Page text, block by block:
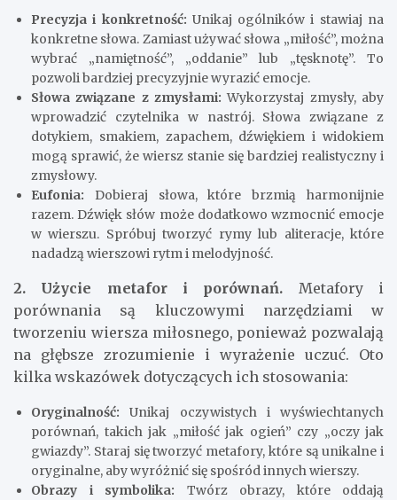
Precyzja i konkretność: Unikaj ogólników i stawiaj na
konkretne słowa. Zamiast używać słowa „miłość”, można
wybrać „namiętność”, „oddanie” lub „tęsknotę”. To
pozwoli bardziej precyzyjnie wyrazić emocje.
Słowa związane z zmysłami: Wykorzystaj zmysły, aby
wprowadzić czytelnika w nastrój. Słowa związane z
dotykiem, smakiem, zapachem, dźwiękiem i widokiem
mogą sprawić, że wiersz stanie się bardziej realistyczny i
zmysłowy.
Eufonia: Dobieraj słowa, które brzmią harmonijnie
razem. Dźwięk słów może dodatkowo wzmocnić emocje
w wierszu. Spróbuj tworzyć rymy lub aliteracje, które
nadadzą wierszowi rytm i melodyjność.
2. Użycie metafor i porównań. Metafory i
porównania są kluczowymi narzędziami w
tworzeniu wiersza miłosnego, ponieważ pozwalają
na głębsze zrozumienie i wyrażenie uczuć. Oto
kilka wskazówek dotyczących ich stosowania:
Oryginalność: Unikaj oczywistych i wyświechtanych
porównań, takich jak „miłość jak ogień” czy „oczy jak
gwiazdy”. Staraj się tworzyć metafory, które są unikalne i
oryginalne, aby wyróżnić się spośród innych wierszy.
Obrazy i symbolika: Twórz obrazy, które oddają